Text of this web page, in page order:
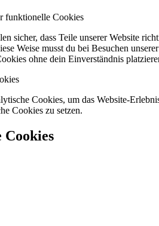
funktionelle Cookies
sicher, dass Teile unserer Website
Weise musst du bei Besuchen
ohne dein Einverständnis
Cookies, um das Website-
Cookies zu setzen.
Cookies